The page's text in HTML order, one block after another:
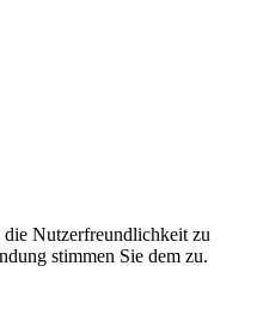
die Nutzerfreundlichkeit zu
stimmen Sie dem zu.